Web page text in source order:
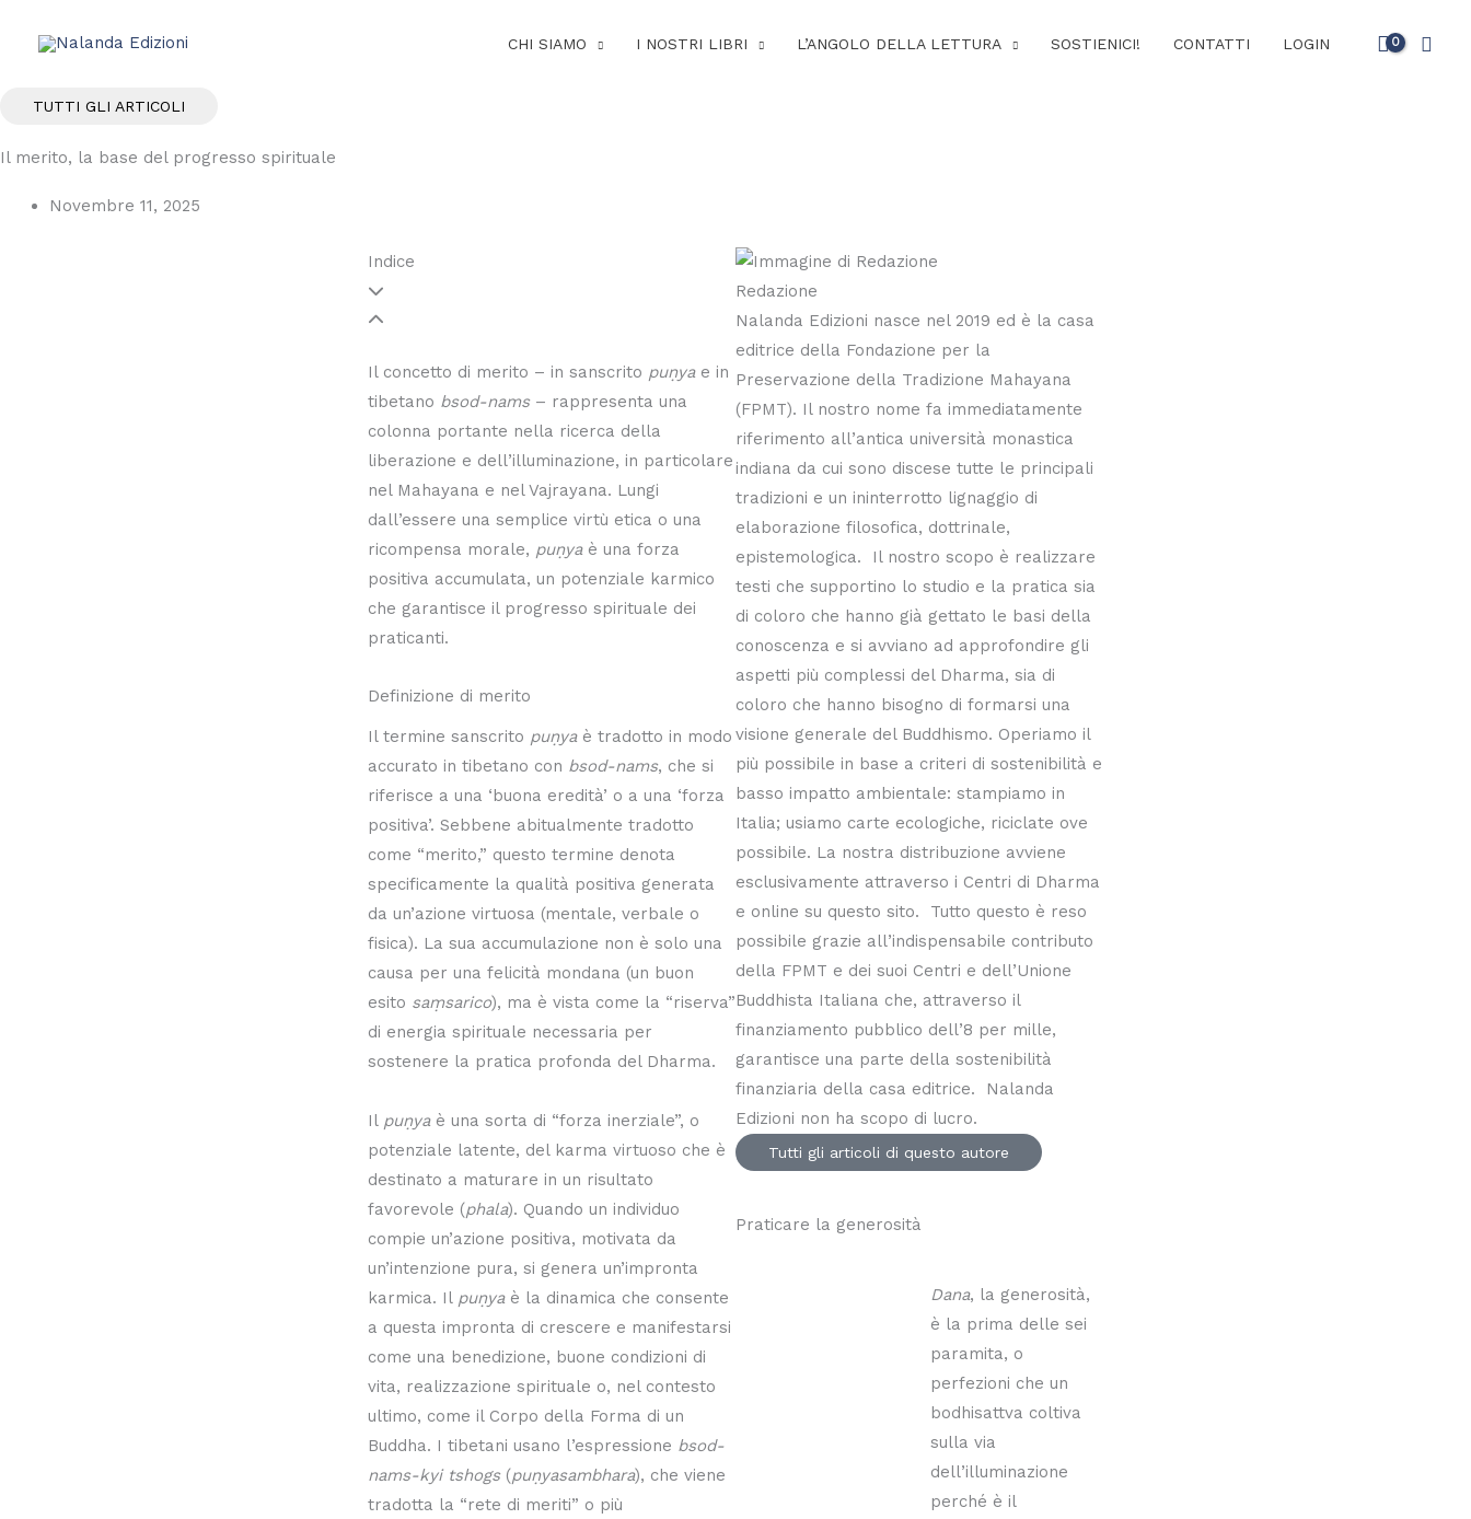
CHI SIAMO I NOSTRI LIBRI L’ANGOLO DELLA LETTURA SOSTIENICI! CONTATTI LOGIN
TUTTI GLI ARTICOLI
Il merito, la base del progresso spirituale
Novembre 11, 2025
Indice
Il concetto di merito – in sanscrito puṇyae in
tibetano bsod-nams– rappresenta una
colonna portante nella ricerca della
liberazione e dell’illuminazione, in particolare
nel Mahayana e nel Vajrayana. Lungi
dall’essere una semplice virtù etica o una
ricompensa morale, puṇyaè una forza
positiva accumulata, un potenziale karmico
che garantisce il progresso spirituale dei
praticanti.
Definizione di merito
Il termine sanscrito puṇyaè tradotto in modo
accurato in tibetano con bsod-nams, che si
riferisce a una ‘buona eredità’ o a una ‘forza
positiva’. Sebbene abitualmente tradotto
come “merito,” questo termine denota
specificamente la qualità positiva generata
da un’azione virtuosa (mentale, verbale o
fisica). La sua accumulazione non è solo una
causa per una felicità mondana (un buon
esito saṃsarico), ma è vista come la “riserva”
di energia spirituale necessaria per
sostenere la pratica profonda del Dharma.
Il puṇyaè una sorta di “forza inerziale”, o
potenziale latente, del karma virtuoso che è
destinato a maturare in un risultato
favorevole (phala). Quando un individuo
compie un’azione positiva, motivata da
un’intenzione pura, si genera un’impronta
karmica. Il puṇyaè la dinamica che consente
a questa impronta di crescere e manifestarsi
come una benedizione, buone condizioni di
vita, realizzazione spirituale o, nel contesto
ultimo, come il Corpo della Forma di un
Buddha. I tibetani usano l’espressione bsod-
nams-kyi tshogs(puṇyasambhara), che viene
tradotta la “rete di meriti” o più
Redazione
Nalanda Edizioni nasce nel 2019 ed è la casa
editrice della Fondazione per la
Preservazione della Tradizione Mahayana
(FPMT). Il nostro nome fa immediatamente
riferimento all’antica università monastica
indiana da cui sono discese tutte le principali
tradizioni e un ininterrotto lignaggio di
elaborazione filosofica, dottrinale,
epistemologica. Il nostro scopo è realizzare
testi che supportino lo studio e la pratica sia
di coloro che hanno già gettato le basi della
conoscenza e si avviano ad approfondire gli
aspetti più complessi del Dharma, sia di
coloro che hanno bisogno di formarsi una
visione generale del Buddhismo. Operiamo il
più possibile in base a criteri di sostenibilità e
basso impatto ambientale: stampiamo in
Italia; usiamo carte ecologiche, riciclate ove
possibile. La nostra distribuzione avviene
esclusivamente attraverso i Centri di Dharma
e online su questo sito. Tutto questo è reso
possibile grazie all’indispensabile contributo
della FPMT e dei suoi Centri e dell’Unione
Buddhista Italiana che, attraverso il
finanziamento pubblico dell’8 per mille,
garantisce una parte della sostenibilità
finanziaria della casa editrice. Nalanda
Edizioni non ha scopo di lucro.
Tutti gli articoli di questo autore
Praticare la generosità
Dana, la generosità,
è la prima delle sei
paramita, o
perfezioni che un
bodhisattva coltiva
sulla via
dell’illuminazione
perché è il